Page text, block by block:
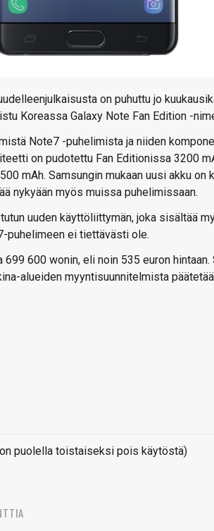
on puhuttu jo
Koreassa Galaxy Note Fan Edition -
Note7 -puhelimista ja niiden
on pudotettu Fan Editionissa 3200
mAh. Samsungin mukaan uusi akku on
nykyään myös muissa puhelimissaan.
uuden käyttöliittymän, joka sisältää
puhelimeen ei tiettävästi ole.
600 wonin, eli noin 535 euron hintaan.
alueiden myyntisuunnitelmista
puolella toistaiseksi pois käytöstä)